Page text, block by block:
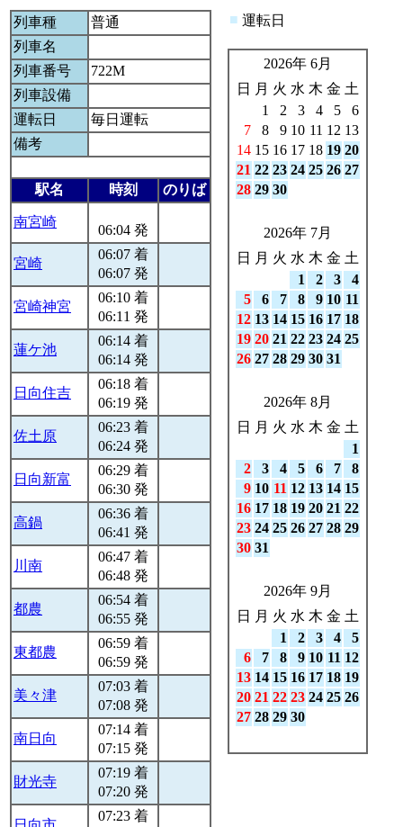
列車種
普通
列車名
列車番号
722M
列車設備
運転日
毎日運転
備考
駅名 時刻 のりば
南宮崎
06:04 発
宮崎
06:07 着
06:07 発
宮崎神宮
06:10 着
06:11 発
蓮ケ池
06:14 着
06:14 発
日向住吉
06:18 着
06:19 発
佐土原
06:23 着
06:24 発
日向新富
06:29 着
06:30 発
高鍋
06:36 着
06:41 発
川南
06:47 着
06:48 発
都農
06:54 着
06:55 発
東都農
06:59 着
06:59 発
美々津
07:03 着
07:08 発
南日向
07:14 着
07:15 発
財光寺
07:19 着
07:20 発
07:23 着
■ 運転日
2026年 6月
日
月 火 水 木 金 土
1
2 3 4 5
6
7
8 9 10 11 12 13
14 15 16 17 18 19 20
21 22 23 24 25 26 27
28 29 30
2026年 7月
日
月 火 水 木 金 土
1
2 3
4
5
6 7 8 9 10 11
12 13 14 15 16 17 18
19 20 21 22 23 24 25
26 27 28 29 30 31
2026年 8月
日
月 火 水 木 金 土
1
2
3 4 5 6 7
8
9 10 11 12 13 14 15
16 17 18 19 20 21 22
23 24 25 26 27 28 29
30 31
2026年 9月
日
月 火 水 木 金 土
1
2 3 4
5
6
7 8 9 10 11 12
13 14 15 16 17 18 19
20 21 22 23 24 25 26
27 28 29 30